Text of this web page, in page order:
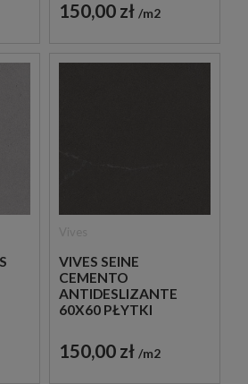
150,00 zł m2
VIVES SEINE
CEMENTO
ANTIDESLIZANTE
60X60 PŁYTKI
GRESOWE
150,00 zł m2